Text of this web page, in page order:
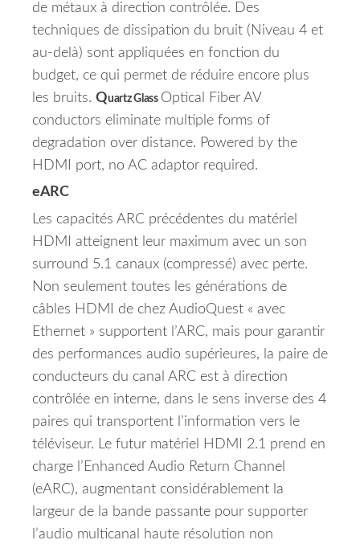
de métaux à direction contrôlée. Des
techniques de dissipation du bruit (Niveau 4 et
au-delà) sont appliquées en fonction du
budget, ce qui permet de réduire encore plus
les bruits. Quartz Glass Optical Fiber AV
conductors eliminate multiple forms of
degradation over distance. Powered by the
HDMI port, no AC adaptor required.
eARC
Les capacités ARC précédentes du matériel
HDMI atteignent leur maximum avec un son
surround 5.1 canaux (compressé) avec perte.
Non seulement toutes les générations de
câbles HDMI de chez AudioQuest « avec
Ethernet » supportent l’ARC, mais pour garantir
des performances audio supérieures, la paire de
conducteurs du canal ARC est à direction
contrôlée en interne, dans le sens inverse des 4
paires qui transportent l’information vers le
téléviseur. Le futur matériel HDMI 2.1 prend en
charge l’Enhanced Audio Return Channel
(eARC), augmentant considérablement la
largeur de la bande passante pour supporter
l’audio multicanal haute résolution non